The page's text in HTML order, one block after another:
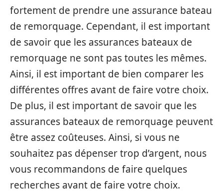
fortement de prendre une assurance bateau
de remorquage. Cependant, il est important
de savoir que les assurances bateaux de
remorquage ne sont pas toutes les mêmes.
Ainsi, il est important de bien comparer les
différentes offres avant de faire votre choix.
De plus, il est important de savoir que les
assurances bateaux de remorquage peuvent
être assez coûteuses. Ainsi, si vous ne
souhaitez pas dépenser trop d’argent, nous
vous recommandons de faire quelques
recherches avant de faire votre choix.